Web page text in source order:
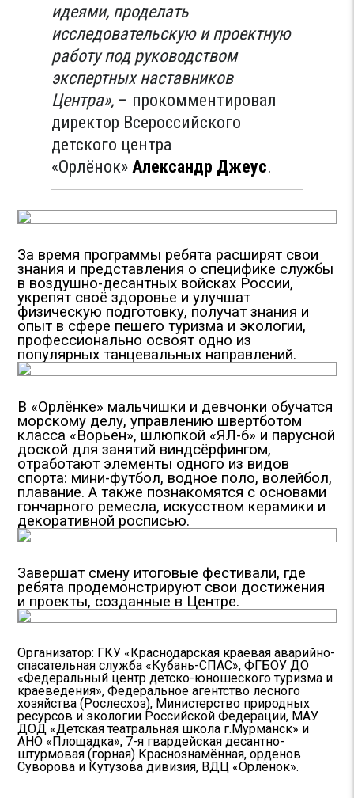
идеями, проделать
исследовательскую и проектную
работу под руководством
экспертных наставников
Центра», – прокомментировал
директор Всероссийского
детского центра
«Орлёнок» Александр Джеус.
За время программы ребята расширят свои
знания и представления о специфике службы
в воздушно-десантных войсках России,
укрепят своё здоровье и улучшат
физическую подготовку, получат знания и
опыт в сфере пешего туризма и экологии,
профессионально освоят одно из
популярных танцевальных направлений.
В «Орлёнке» мальчишки и девчонки обучатся
морскому делу, управлению швертботом
класса «Ворьен», шлюпкой «ЯЛ-6» и парусной
доской для занятий виндсёрфингом,
отработают элементы одного из видов
спорта: мини-футбол, водное поло, волейбол,
плавание. А также познакомятся с основами
гончарного ремесла, искусством керамики и
декоративной росписью.
Завершат смену итоговые фестивали, где
ребята продемонстрируют свои достижения
и проекты, созданные в Центре.
Организатор: ГКУ «Краснодарская краевая аварийно-
спасательная служба «Кубань-СПАС», ФГБОУ ДО
«Федеральный центр детско-юношеского туризма и
краеведения», Федеральное агентство лесного
хозяйства (Рослесхоз), Министерство природных
ресурсов и экологии Российской Федерации, МАУ
ДОД «Детская театральная школа г.Мурманск» и
АНО «Площадка», 7-я гвардейская десантно-
штурмовая (горная) Краснознамённая, орденов
Суворова и Кутузова дивизия, ВДЦ «Орлёнок».